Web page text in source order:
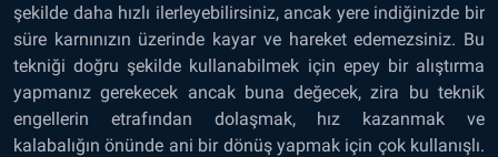
şekilde daha hızlı ilerleyebilirsiniz, ancak yere indiğinizde bir
süre karnınızın üzerinde kayar ve hareket edemezsiniz. Bu
tekniği doğru şekilde kullanabilmek için epey bir alıştırma
yapmanız gerekecek ancak buna değecek, zira bu teknik
engellerin etrafından dolaşmak, hız kazanmak ve
kalabalığın önünde ani bir dönüş yapmak için çok kullanışlı.